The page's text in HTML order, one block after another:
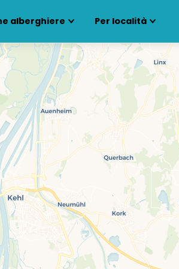
alberghiere Per località